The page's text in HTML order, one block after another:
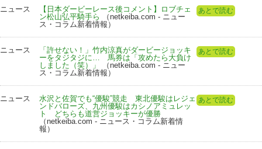
ニュース
【日本ダービーレース後コメント】ロブチェ
ン松山弘平騎手ら
（netkeiba.com - ニュー
ス・コラム新着情報）
あとで読む
ニュース
「許せない！」竹内涼真がダービージョッキ
ーをタジタジに… 馬券は「攻めたら大負け
しました（笑）」
（netkeiba.com - ニュー
ス・コラム新着情報）
あとで読む
ニュース
水沢と佐賀でも“優駿”競走 東北優駿はレジェ
ンドバローズ、九州優駿はカシノアミュレッ
ト どちらも道営ジョッキーが優勝
（netkeiba.com - ニュース・コラム新着情
報）
あとで読む